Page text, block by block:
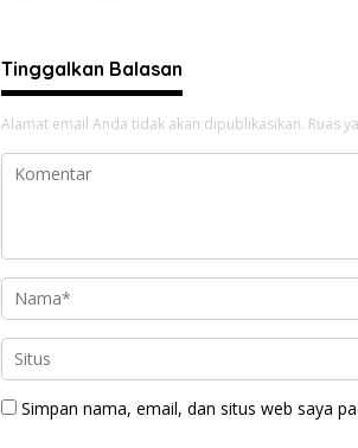
Tinggalkan Balasan
Alamat email Anda tidak akan dipublikasikan. Ruas
Simpan nama, email, dan situs web saya